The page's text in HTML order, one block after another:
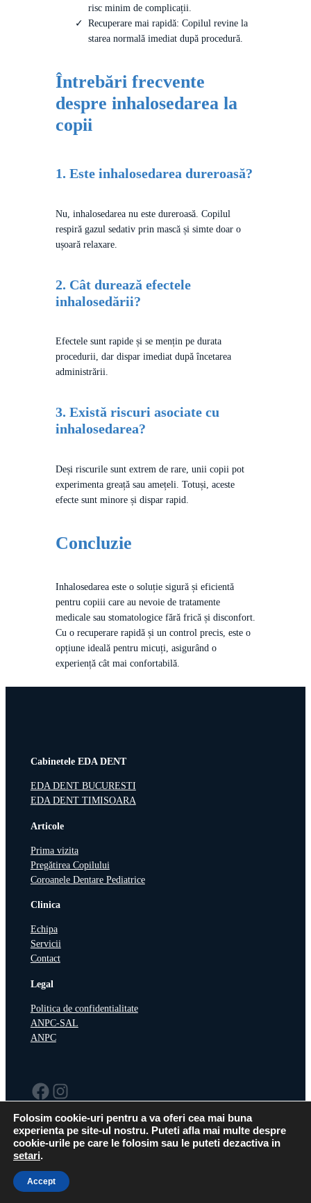
risc minim de complicații.
Recuperare mai rapidă: Copilul revine la
starea normală imediat după procedură.
Întrebări frecvente
despre inhalosedarea la
copii
1. Este inhalosedarea dureroasă?
Nu, inhalosedarea nu este dureroasă. Copilul
respiră gazul sedativ prin mască și simte doar o
ușoară relaxare.
2. Cât durează efectele
inhalosedării?
Efectele sunt rapide și se mențin pe durata
procedurii, dar dispar imediat după încetarea
administrării.
3. Există riscuri asociate cu
inhalosedarea?
Deși riscurile sunt extrem de rare, unii copii pot
experimenta greață sau amețeli. Totuși, aceste
efecte sunt minore și dispar rapid.
Concluzie
Inhalosedarea este o soluție sigură și eficientă
pentru copiii care au nevoie de tratamente
medicale sau stomatologice fără frică și disconfort.
Cu o recuperare rapidă și un control precis, este o
opțiune ideală pentru micuți, asigurând o
experiență cât mai confortabilă.
Cabinetele EDA DENT
EDA DENT BUCURESTI
EDA DENT TIMISOARA
Articole
Prima vizita
Pregătirea Copilului
Coroanele Dentare Pediatrice
Clinica
Echipa
Servicii
Contact
Legal
Politica de confidentialitate
ANPC-SAL
ANPC
Facebook
Instagram
Copyright © 2024Kids Smile SRL, CUI: 47456594, Reg.
Com. J40/4958/2023
Folosim cookie-uri pentru a va oferi cea mai buna
experienta pe site-ul nostru. Puteti afla mai multe despre
cookie-urile pe care le folosim sau le puteti dezactiva in
setari.
Accept